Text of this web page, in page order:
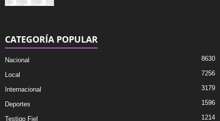
CATEGORÍA POPULAR
Nacional 8630
Local 7256
Internacional 3179
Deportes 1596
Testigo Fiel 1214